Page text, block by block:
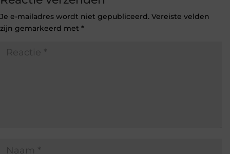
Je e-mailadres wordt niet gepubliceerd. Vereiste velden
zijn gemarkeerd met *